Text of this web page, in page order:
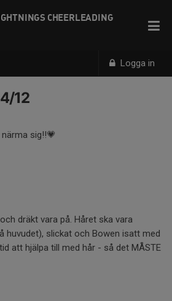
Logga in
CHEERLEADING
12
sig!!💗
dräkt vara på. Håret ska vara
huvudet), slickat och Bowen isatt med
att hjälpa till med hår - så det MÅSTE